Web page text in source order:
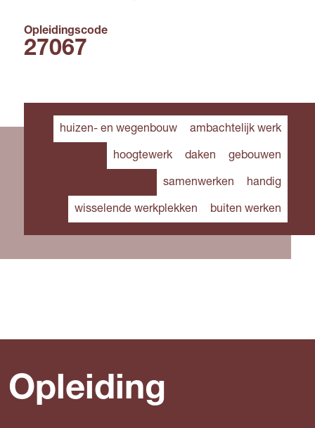
Opleidingscode
27067
huizen- en wegenbouw ambachtelijk werk
hoogtewerk daken gebouwen
samenwerken handig
wisselende werkplekken buiten werken
Opleiding